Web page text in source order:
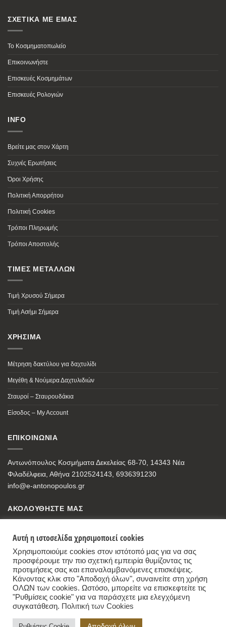
ΣΧΕΤΙΚΑ ΜΕ ΕΜΑΣ
Το Κοσμηματοπωλείο
Επικοινωνήστε
Επισκευές Κοσμημάτων
Επισκευές Ρολογιών
INFO
Βρείτε μας στον Χάρτη
Συχνές Ερωτήσεις
Όροι Χρήσης
Πολιτική Απορρήτου
Πολιτική Cookies
Τρόποι Πληρωμής
Τρόποι Αποστολής
ΤΙΜΕΣ ΜΕΤΑΛΛΩΝ
Τιμή Χρυσού Σήμερα
Τιμή Ασήμι Σήμερα
ΧΡΗΣΙΜΑ
Μέτρηση δακτύλου για δαχτυλίδι
Μεγέθη & Νούμερα Δαχτυλιδιών
Σταυροί – Σταυρουδάκια
Είσοδος – My Account
ΕΠΙΚΟΙΝΩΝΙΑ
Αντωνόπουλος Κοσμήματα Δεκελείας 68-70, 14343 Νέα
Φιλαδέλφεια, Αθήνα 2102524143, 6936391230
info@e-antonopoulos.gr
ΑΚΟΛΟΥΘΗΣΤΕ ΜΑΣ
Antonopoulos Jewelry Store
68-70, Dekelias Str, 14343 Nea Filadelfia, Athens
Αυτή η ιστοσελίδα χρησιμοποιεί cookies
Χρησιμοποιούμε cookies στον ιστότοπό μας για να σας
προσφέρουμε την πιο σχετική εμπειρία θυμίζοντας τις
προτιμήσεις σας και επαναλαμβανόμενες επισκέψεις.
Κάνοντας κλικ στο "Αποδοχή όλων", συναινείτε στη χρήση
ΟΛΩΝ των cookies. Ωστόσο, μπορείτε να επισκεφτείτε τις
"Ρυθμίσεις cookie" για να παράσχετε μια ελεγχόμενη
συγκατάθεση. Πολιτική των Cookies